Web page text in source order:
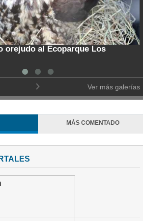
orejudo al Ecoparque Los
Ver más galerías
MÁS COMENTADO